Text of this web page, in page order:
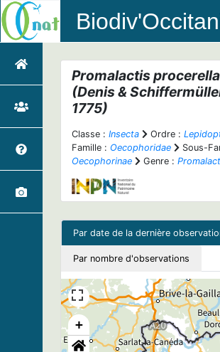
Promalactis procerella
(Denis &
1775)
Classe : Insecta Ordre :
Famille : Oecophoridae
Sous-
Oecophorinae
Genre :
Par date de la dernière
Par nombre d'observations
+